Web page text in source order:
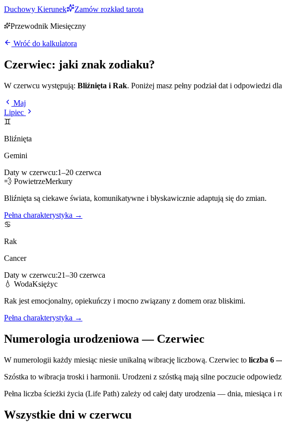
Duchowy Kierunek
Zamów rozkład tarota
Przewodnik Miesięczny
Wróć do kalkulatora
Czerwiec: jaki znak zodiaku?
W czerwcu występują: Bliźnięta i Rak. Poniżej masz pełny podział dat i odpowiedzi
Maj
Lipiec
♊
Bliźnięta
Gemini
Daty w czerwcu:1–20 czerwca
💨 PowietrzeMerkury
Bliźnięta są ciekawe świata, komunikatywne i błyskawicznie adaptują się do zmian.
Pełna charakterystyka →
♋
Rak
Cancer
Daty w czerwcu:21–30 czerwca
💧 WodaKsiężyc
Rak jest emocjonalny, opiekuńczy i mocno związany z domem oraz bliskimi.
Pełna charakterystyka →
Numerologia urodzeniowa — Czerwiec
W numerologii każdy miesiąc niesie unikalną wibrację liczbową. Czerwiec to liczba 6
Szóstka to wibracja troski i harmonii. Urodzeni z szóstką mają silne poczucie
Pełna liczba ścieżki życia (Life Path) zależy od całej daty urodzenia — dnia, miesiąca i
Wszystkie dni wczerwcu